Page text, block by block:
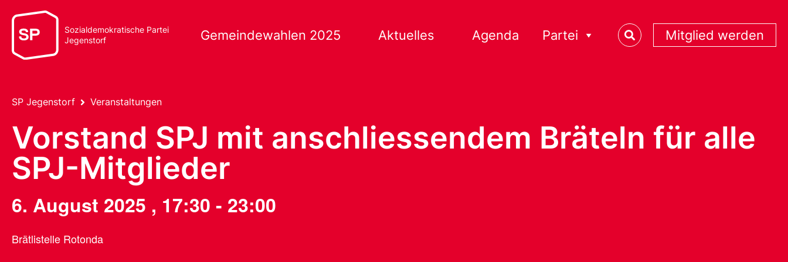
Sozialdemokratische Partei
Jegenstorf
Gemeindewahlen 2025 Aktuelles Agenda Partei Mitglied werden
SP Jegenstorf Veranstaltungen
Vorstand SPJ mit anschliessendem Bräteln für alle
SPJ-Mitglieder
6. August 2025 , 17:30 - 23:00
Brätlistelle Rotonda